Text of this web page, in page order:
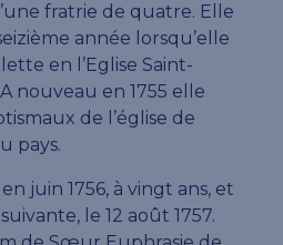
fratrie de quatre. Elle
année lorsqu’elle
en l’Eglise Saint-
nouveau en 1755 elle
de l’église de
pays.
juin 1756, à vingt ans, et
le 12 août 1757.